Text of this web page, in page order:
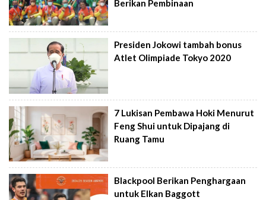
Berikan Pembinaan
Presiden Jokowi tambah bonus
Atlet Olimpiade Tokyo 2020
7 Lukisan Pembawa Hoki Menurut
Feng Shui untuk Dipajang di
Ruang Tamu
Blackpool Berikan Penghargaan
untuk Elkan Baggott